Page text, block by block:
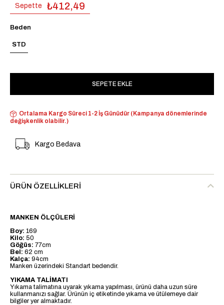
Sepette ₺412,49
Beden
STD
Ortalama Kargo Süreci 1-2 İş Günüdür (Kampanya dönemlerinde
değişkenlik olabilir.)
Kargo Bedava
ÜRÜN ÖZELLIKLERI
MANKEN ÖLÇÜLERİ
Boy: 169
Kilo: 50
Göğüs: 77cm
Bel: 62 cm
Kalça: 94cm
Manken üzerindeki Standart bedendir.
YIKAMA TALİMATI
Yıkama talimatına uyarak yıkama yapılması, ürünü daha uzun süre
kullanmanızı sağlar. Ürünün iç etiketinde yıkama ve ütülemeye dair
bilgiler yer almaktadır.